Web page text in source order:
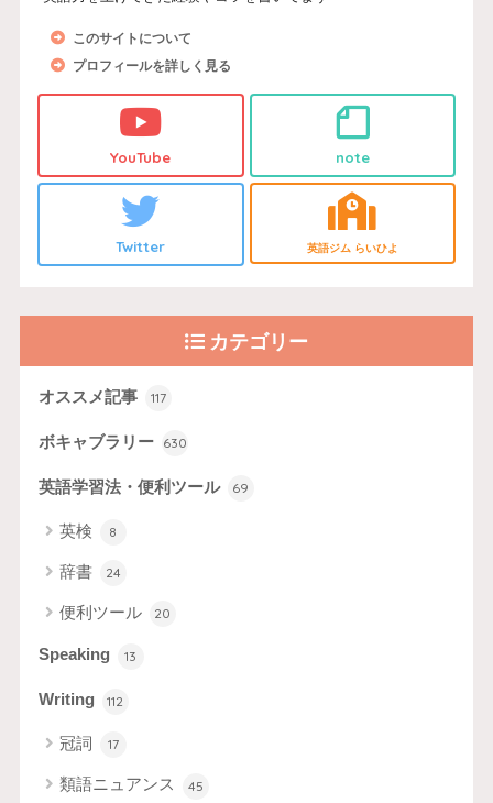
このサイトについて
プロフィールを詳しく見る
YouTube note
Twitter 英語ジム らいひよ
カテゴリー
オススメ記事 117
ボキャブラリー 630
英語学習法・便利ツール 69
英検 8
辞書 24
便利ツール 20
Speaking 13
Writing 112
冠詞 17
類語ニュアンス 45